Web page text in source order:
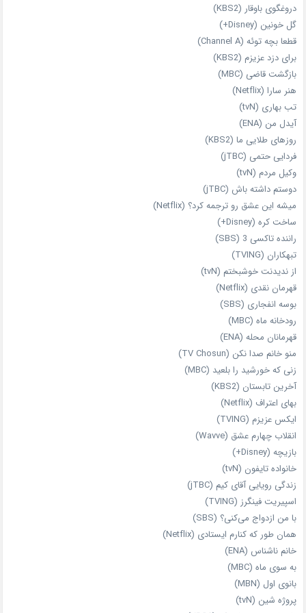
دروغگوی باوقار (KBS2)
گل خونین (Disney+)
قطعا بچه توئه (Channel A)
برای دزد عزیزم (KBS2)
بازگشت قاضی (MBC)
هنر سارا (Netflix)
تب بهاری (tvN)
آیدل من (ENA)
روزهای طلایی ما (KBS2)
فردایی حتمی (jTBC)
وکیل مردم (tvN)
دوستم داشته باش (jTBC)
میشه این عشق رو ترجمه کرد؟ (Netflix)
ساخت کره (Disney+)
راننده تاکسی 3 (SBS)
تبهکاران (TVING)
از ندیدنت خوشبختم (tvN)
قهرمان نقدی (Netflix)
بوسه انفجاری (SBS)
رودخانه ماه (MBC)
قهرمانان محله (ENA)
منو خانم صدا نکن (TV Chosun)
زنی که خورشید را بلعید (MBC)
آخرین تابستان (KBS2)
بهای اعتراف (Netflix)
ایکس عزیزم (TVING)
انقلاب چهارم عشق (Wavve)
بازیچه (Disney+)
خانواده تایفون (tvN)
زندگی رویایی آقای کیم (jTBC)
اسپیریت فینگرز (TVING)
با من ازدواج می‌کنی؟ (SBS)
همان‌ طور که کنارم ایستادی (Netflix)
خانم ناشناس (ENA)
به سوی ماه (MBC)
بانوی اول (MBN)
پروژه شین (tvN)